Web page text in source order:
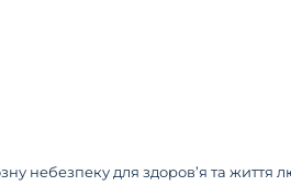
небезпеку для здоров’я та життя